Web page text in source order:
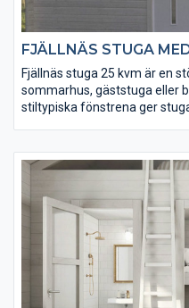
FJÄLLNÄS STUGA
Fjällnäs stuga 25 kvm är en
sommarhus, gäststuga eller
stiltypiska fönstrena ger
vara kreativ på. Till Fjällnäs
tillbehör och du väljer
även med Galgat funkisbod